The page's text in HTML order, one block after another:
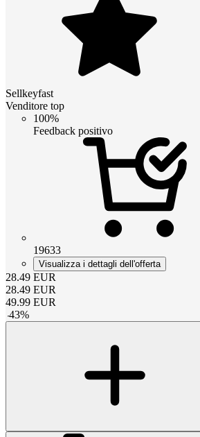
Sellkeyfast
Venditore top
100%
Feedback positivo
19633
Visualizza i dettagli dell'offerta
28.49 EUR
28.49 EUR
49.99 EUR
-43%